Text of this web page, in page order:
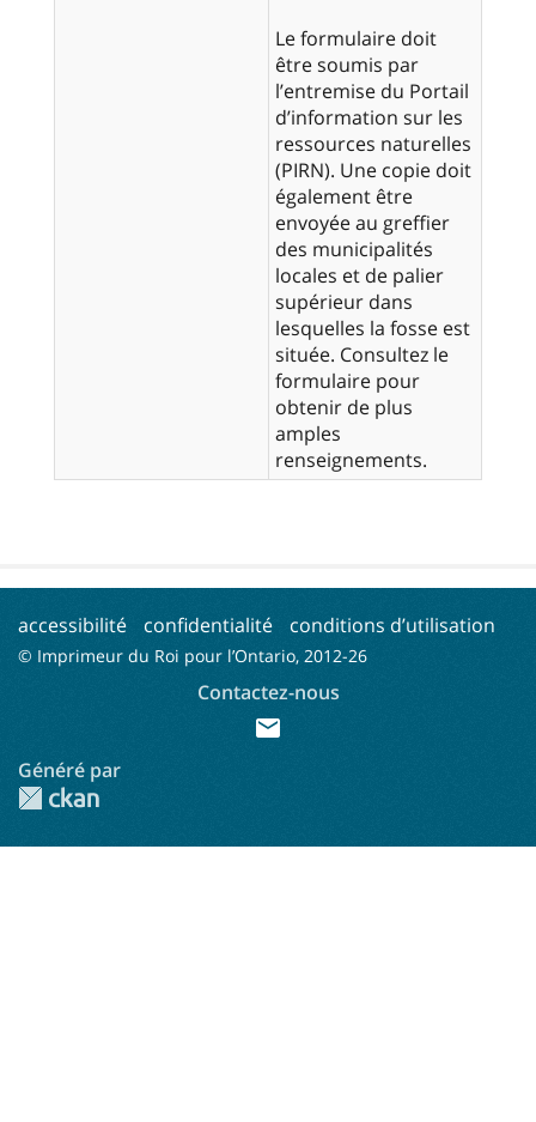
Le formulaire doit
être soumis par
l’entremise du Portail
d’information sur les
ressources naturelles
(PIRN). Une copie doit
également être
envoyée au greffier
des municipalités
locales et de palier
supérieur dans
lesquelles la fosse est
située. Consultez le
formulaire pour
obtenir de plus
amples
renseignements.
accessibilité confidentialité conditions d’utilisation
© Imprimeur du Roi pour l’Ontario, 2012-26
Contactez-nous
mail
Généré par